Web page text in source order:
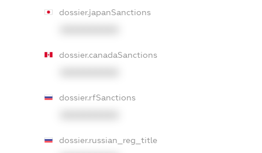
dossier.japanSanctions
dossier.canadaSanctions
dossier.rfSanctions
dossier.russian_reg_title